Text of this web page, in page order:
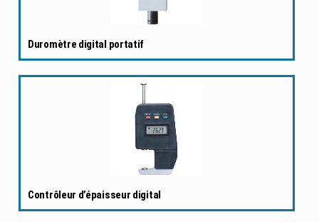
Duromètre digital portatif
Contrôleur d’épaisseur digital